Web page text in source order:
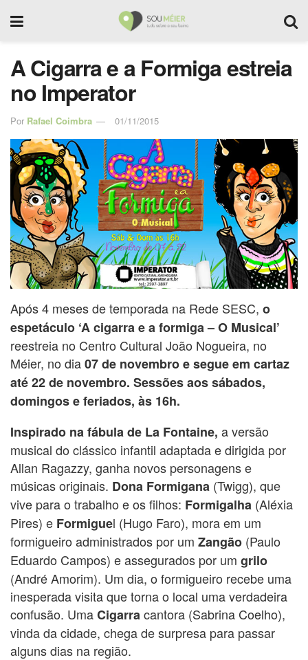
A Cigarra e a Formiga estreia
no Imperator
Por Rafael Coimbra 01/11/2015
Após 4 meses de temporada na Rede SESC, o
espetáculo ‘A cigarra e a formiga – O Musical’
reestreia no Centro Cultural João Nogueira, no
Méier, no dia07 de novembro e segue em cartaz
até 22 de novembro. Sessões aos sábados,
domingos e feriados, às 16h.
Inspirado na fábula de La Fontaine, a versão
musical do clássico infantil adaptada e dirigida por
Allan Ragazzy, ganha novos personagens e
músicas originais. Dona Formigana (Twigg), que
vive para o trabalho e os filhos: Formigalha (Aléxia
Pires) e Formiguel (Hugo Faro), mora em um
formigueiro administrados por um Zangão (Paulo
Eduardo Campos) e assegurados por um grilo
(André Amorim). Um dia, o formigueiro recebe uma
inesperada visita que torna o local uma verdadeira
confusão. UmaCigarracantora (Sabrina Coelho),
vinda da cidade, chega de surpresa para passar
alguns dias na região.